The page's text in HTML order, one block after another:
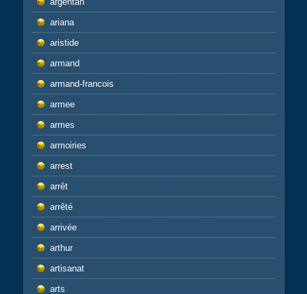
ariana
aristide
armand
armand-francois
armee
armes
armoiries
arrest
arrêt
arrêté
arrivée
arthur
artisanat
arts